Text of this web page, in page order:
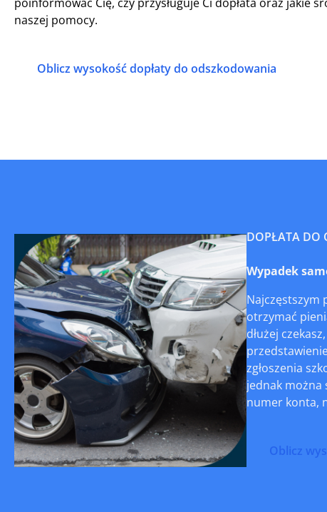
naszej pomocy.
Oblicz wysokość dopłaty do odszkodowania
DOPŁATA DO
Wypadek
Najczęstszym
otrzymać
dłużej
zgłoszenia
jednak można
numer konta,
Oblicz